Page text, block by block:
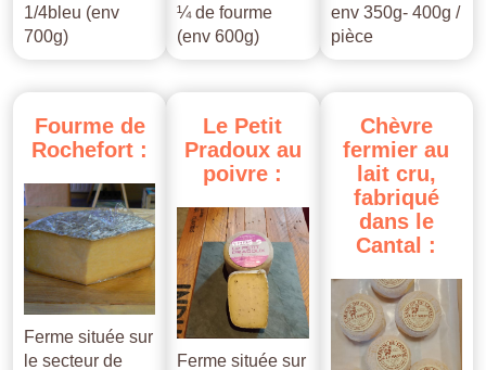
1/4bleu (env
700g)
¼ de fourme
(env 600g)
env 350g- 400g /
pièce
Fourme de
Rochefort :
Ferme située sur
le secteur de
Le Petit
Pradoux au
poivre :
Ferme située sur
Chèvre
fermier au
lait cru,
fabriqué
dans le
Cantal :